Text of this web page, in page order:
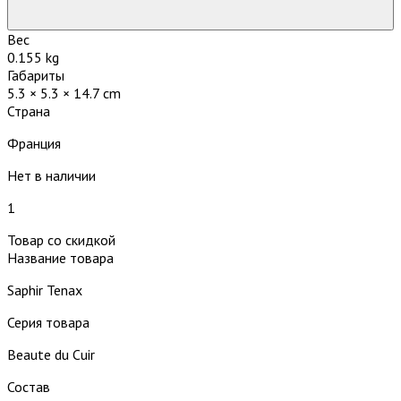
Вес
0.155 kg
Габариты
5.3 × 5.3 × 14.7 cm
Страна
Франция
Нет в наличии
1
Товар со скидкой
Название товара
Saphir Tenax
Серия товара
Beaute du Cuir
Состав